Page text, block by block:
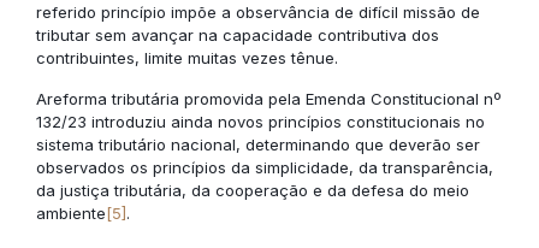
referido princípio impõe a observância de difícil missão de
tributar sem avançar na capacidade contributiva dos
contribuintes, limite muitas vezes tênue.
Areforma tributária promovida pela Emenda Constitucional nº
132/23 introduziu ainda novos princípios constitucionais no
sistema tributário nacional, determinando que deverão ser
observados os princípios da simplicidade, da transparência,
da justiça tributária, da cooperação e da defesa do meio
ambiente[5].